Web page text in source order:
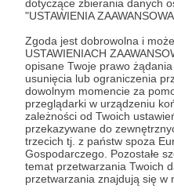
dotyczące zbierania danych
"USTAWIENIA
Zgoda jest dobrowolna i
USTAWIENIACH
opisane Twoje prawo
usunięcia lub ograniczenia
dowolnym momencie za
przeglądarki w urządzeniu
zależności od Twoich
przekazywane do
trzecich tj. z państw spoza
Gospodarczego. Pozostałe
temat przetwarzania Twoich
przetwarzania znajdują się w
26.06.2026 Brak komentarzy
O strategii wobec